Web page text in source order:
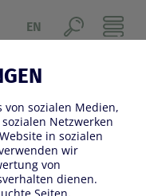
von sozialen Medien,
Netzwerken
in sozialen
wir
von
dienen.
EN